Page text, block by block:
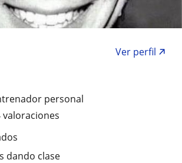
Ver perfil
personal
valoraciones
dando clase